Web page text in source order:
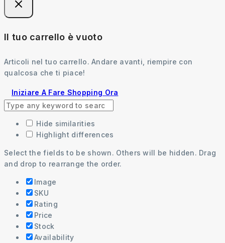
Il tuo carrello è vuoto
Articoli nel tuo carrello. Andare avanti, riempire con
qualcosa che ti piace!
Iniziare A Fare Shopping Ora
Hide similarities
Highlight differences
Select the fields to be shown. Others will be hidden. Drag
and drop to rearrange the order.
Image
SKU
Rating
Price
Stock
Availability